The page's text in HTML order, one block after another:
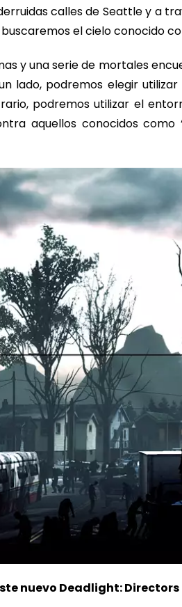
calles de Seattle y a
el cielo conocido
y una serie de mortales
lado, podremos elegir
podremos utilizar el
aquellos conocidos
nuevo Deadlight: Directors